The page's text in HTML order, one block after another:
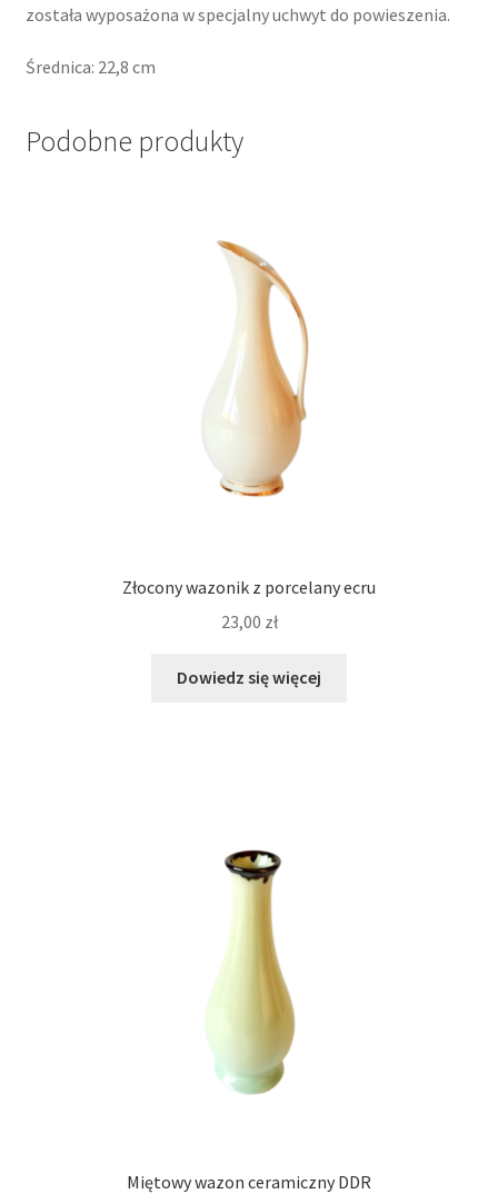
została wyposażona w specjalny uchwyt do powieszenia.
Średnica: 22,8 cm
Podobne produkty
Złocony wazonik z porcelany ecru
23,00 zł
Dowiedz się więcej
Miętowy wazon ceramiczny DDR